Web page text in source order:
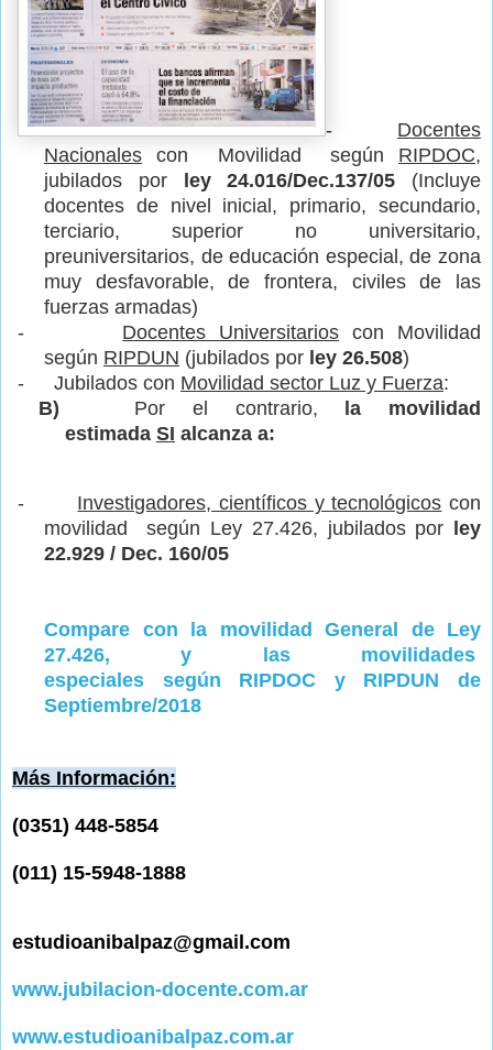
-
Docentes
Nacionales con Movilidad según RIPDOC,
jubilados por
ley 24.016/Dec.137/05 (Incluye
docentes de nivel inicial, primario, secundario,
terciario, superior no universitario,
preuniversitarios, de educación especial, de zona
muy desfavorable, de frontera, civiles de las
fuerzas armadas)
-
Docentes Universitarios con Movilidad
según RIPDUN (jubilados por ley 26.508)
-
Jubilados con Movilidad sector Luz y Fuerza:
B)
Por el contrario, la movilidad
estimada SI alcanza a:
- Investigadores, científicos y tecnológicos con
movilidad según Ley 27.426, jubilados por
ley
22.929 / Dec. 160/05
Compare con la movilidad General de Ley
27.426, y las movilidades
especiales según RIPDOC y RIPDUN de
Septiembre/2018
Más Información:
(0351) 448-5854
(011) 15-5948-1888
estudioanibalpaz@gmail.com
www.jubilacion-docente.com.ar
www.estudioanibalpaz.com.ar